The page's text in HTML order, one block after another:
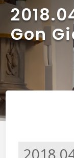
Gon